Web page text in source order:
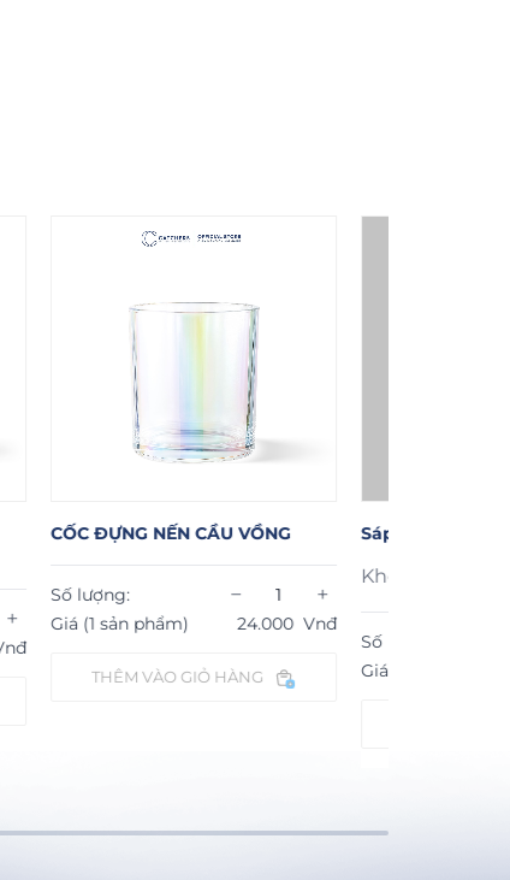
NẾN CẦU VỒNG
−
sản phẩm) 24.000
VÀO GIỎ HÀNG
Sáp Nến Catchers
Khối lượng sáp nến:
Giá (1 sản phẩm)